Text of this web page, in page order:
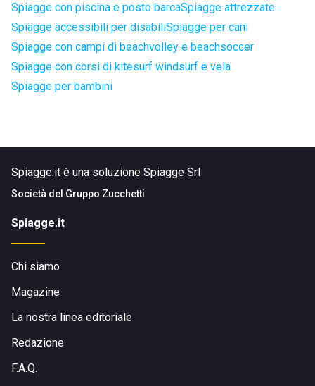
Spiagge con piscina e posto barcaSpiagge attrezzate
Spiagge accessibili per disabiliSpiagge per cani
Spiagge con campi di beachvolley e beachsoccer
Spiagge con corsi di kitesurf windsurf e vela
Spiagge per bambini
Spiagge.it è una soluzione Spiagge Srl
Società del Gruppo Zucchetti
Spiagge.it
Chi siamo
Magazine
La nostra linea editoriale
Redazione
F.A.Q.